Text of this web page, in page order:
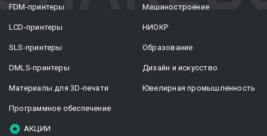
FDM-принтеры
LCD-принтеры
SLS-принтеры
DMLS-принтеры
Материалы для 3D‑печати
Программное обеспечение
АКЦИИ
Машиностроение
НИОКР
Образование
Дизайн и искусство
Ювелирная промышленность